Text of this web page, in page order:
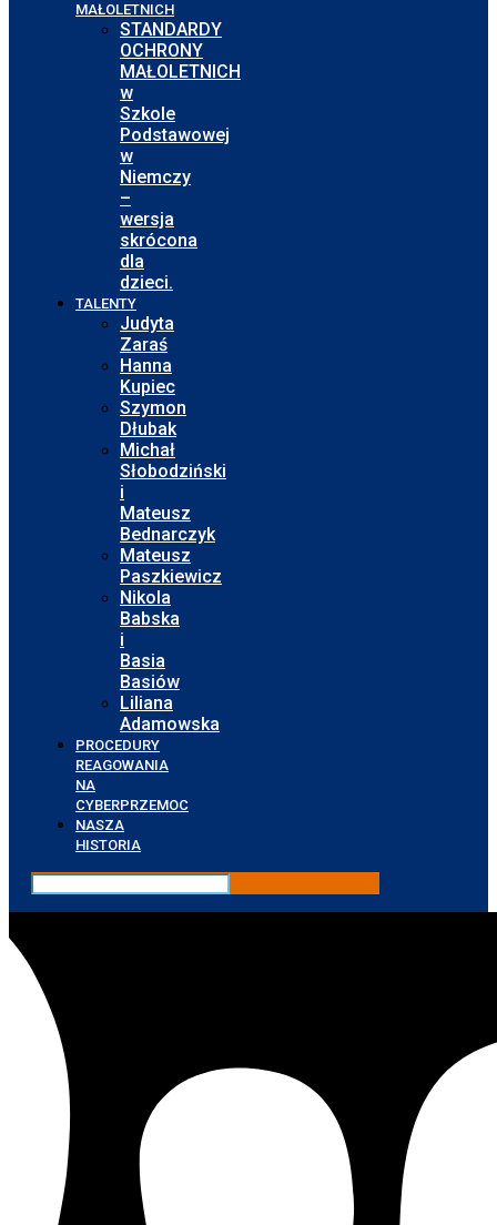
MAŁOLETNICH
STANDARDY
OCHRONY
MAŁOLETNICH
w
Szkole
Podstawowej
w
Niemczy
–
wersja
skrócona
dla
dzieci.
TALENTY
Judyta
Zaraś
Hanna
Kupiec
Szymon
Dłubak
Michał
Słobodziński
i
Mateusz
Bednarczyk
Mateusz
Paszkiewicz
Nikola
Babska
i
Basia
Basiów
Liliana
Adamowska
PROCEDURY
REAGOWANIA
NA
CYBERPRZEMOC
NASZA
HISTORIA